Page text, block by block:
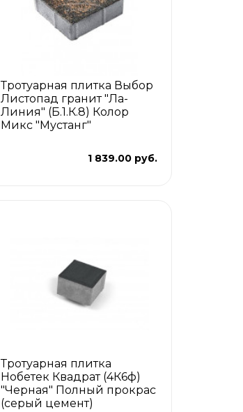
Тротуарная плитка Выбор
Листопад гранит "Ла-
Линия" (Б.1.К.8) Колор
Микс "Мустанг"
1 839.00 руб.
Тротуарная плитка
Нобетек Квадрат (4К6ф)
"Черная" Полный прокрас
(серый цемент)